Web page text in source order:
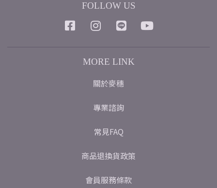
FOLLOW US
MORE LINK
關於麥穗
專業諮詢
常見FAQ
商品退換貨政策
會員服務條款